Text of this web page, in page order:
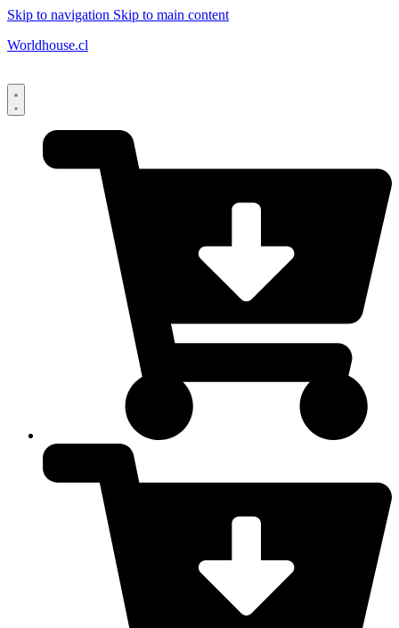
Skip to navigation Skip to main content
Worldhouse.cl